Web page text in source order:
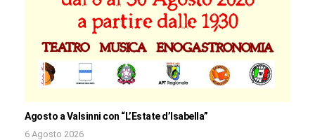
Agosto a Valsinni con “L’Estate d’Isabella”
6 Agosto 2026